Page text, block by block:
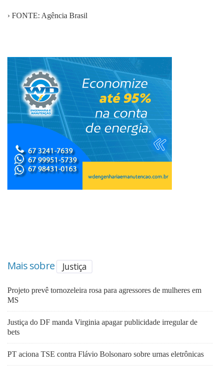
› FONTE: Agência Brasil
Mais sobre Justiça
Projeto prevê tornozeleira rosa para agressores de mulheres em
MS
Justiça do DF manda Virginia apagar publicidade irregular de
bets
PT aciona TSE contra Flávio Bolsonaro sobre urnas eletrônicas